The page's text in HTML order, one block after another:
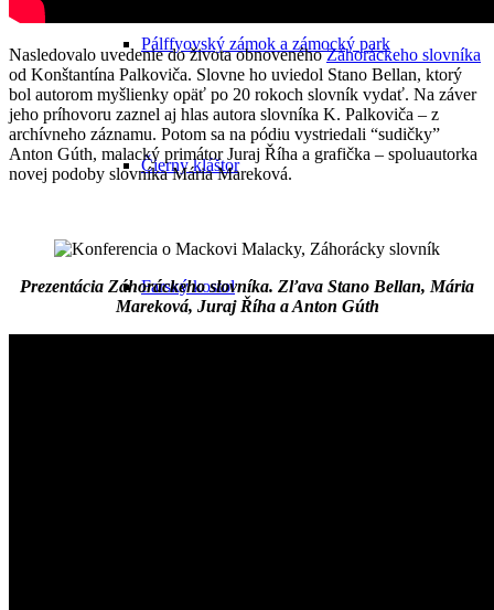
Pálffyovský zámok a zámocký park
Čierny kláštor
Farský kostol
Nasledovalo uvedenie do života obnovenéhoZáhoráckeho slovníka
od Konštantína Palkoviča. Slovne ho uviedol Stano Bellan, ktorý
bol autorom myšlienky opäť po 20 rokoch slovník vydať. Na záver
jeho príhovoru zaznel aj hlas autora slovníka K. Palkoviča – z
archívneho záznamu. Potom sa na pódiu vystriedali “sudičky”
Anton Gúth, malacký primátor Juraj Říha a grafička – spoluautorka
novej podoby slovníka Mária Mareková.
Prezentácia Záhoráckeho slovníka. Zľava Stano Bellan, Mária
Mareková, Juraj Říha a Anton Gúth